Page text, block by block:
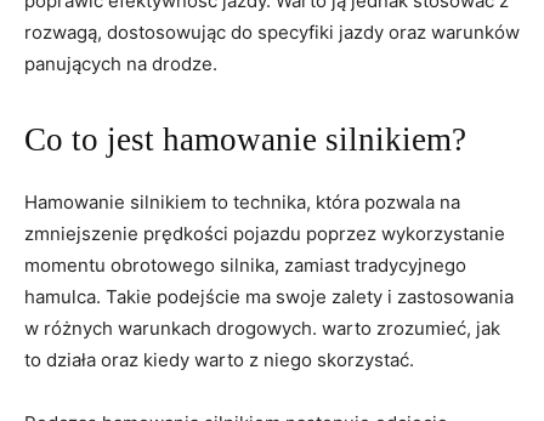
rozwagą, dostosowując do specyfiki jazdy oraz warunków
panujących na drodze.
Co to jest hamowanie silnikiem?
Hamowanie silnikiem to technika, która pozwala na
zmniejszenie prędkości pojazdu poprzez wykorzystanie
momentu obrotowego silnika, zamiast tradycyjnego
hamulca. Takie podejście ma swoje zalety i zastosowania
w różnych warunkach drogowych. warto zrozumieć, jak
to działa oraz kiedy warto z niego skorzystać.